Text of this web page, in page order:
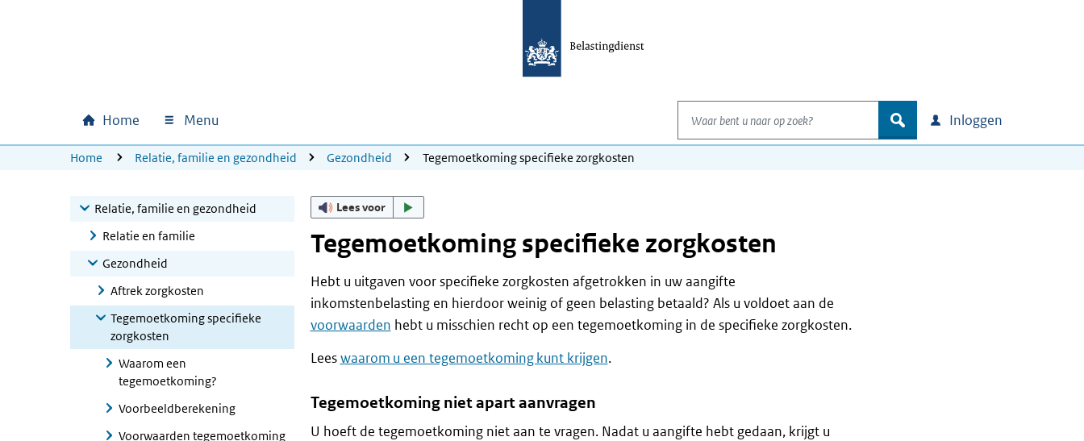
Hoofdnavigatie
Home Menu
Waar bent u naar op zoek?
zoek Inloggen
U bevindt zich hier:
Home Relatie, familie en gezondheid Gezondheid Tegemoetkoming specifieke zorgkosten
Relatie, familie en gezondheid
Relatie en familie
Gezondheid
Aftrek zorgkosten
Tegemoetkoming specifieke
zorgkosten
Waarom een
tegemoetkoming?
Voorbeeldberekening
Voorwaarden tegemoetkoming
Lees voor
Tegemoetkoming specifieke zorgkosten
Hebt u uitgaven voor specifieke zorgkosten afgetrokken in uw aangifte
inkomstenbelasting en hierdoor weinig of geen belasting betaald? Als u voldoet aan de
voorwaarden hebt u misschien recht op een tegemoetkoming in de specifieke zorgkosten.
Leeswaarom u een tegemoetkoming kunt krijgen.
Tegemoetkoming niet apart aanvragen
U hoeft de tegemoetkoming niet aan te vragen. Nadat u aangifte hebt gedaan, krijgt u